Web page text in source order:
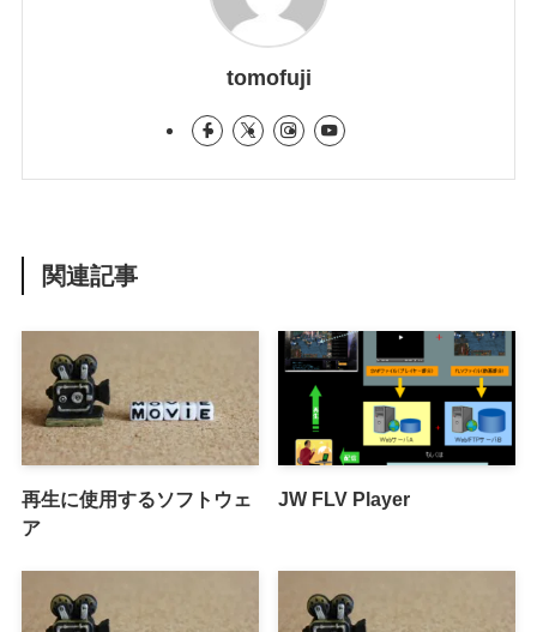
tomofuji
関連記事
再生に使用するソフトウェ
ア
JW FLV Player